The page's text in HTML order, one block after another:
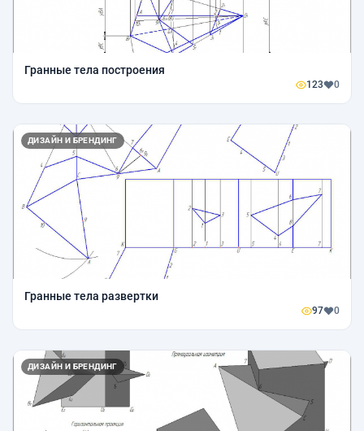
Гранные тела построения
123 0
ДИЗАЙН И БРЕНДИНГ
Гранные тела развертки
97 0
ДИЗАЙН И БРЕНДИНГ